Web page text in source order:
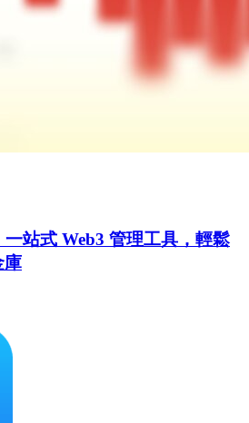
站式 Web3 管理工具，輕鬆
庫